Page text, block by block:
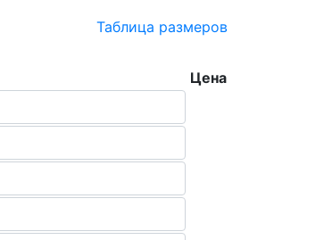
Таблица размеров
Цена